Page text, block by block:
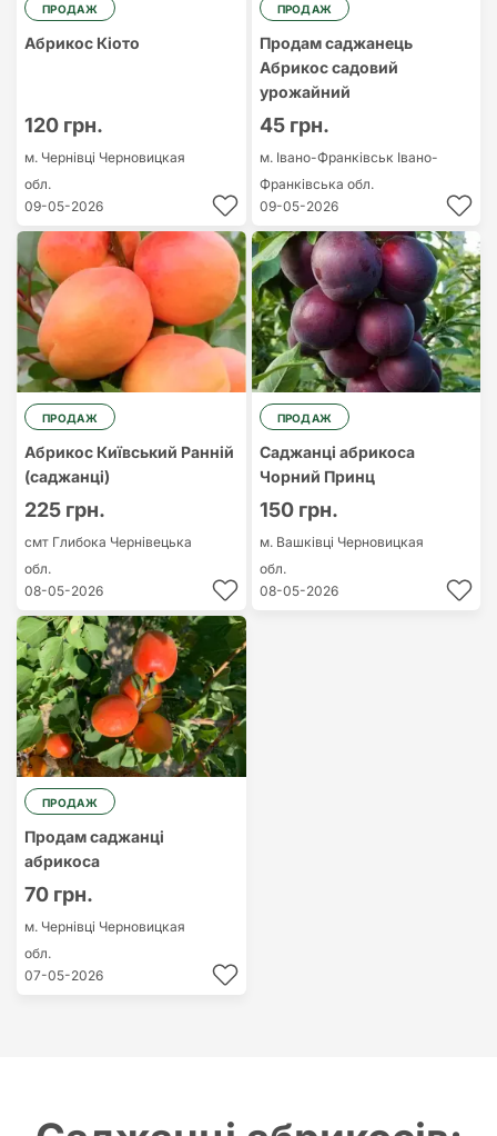
ПРОДАЖ
Абрикос Кіото
120 грн.
м. Чернівці Черновицкая
обл.
09-05-2026
ПРОДАЖ
Продам саджанець
Абрикос садовий
урожайний
45 грн.
м. Івано-Франківськ Івано-
Франківська обл.
09-05-2026
ПРОДАЖ
Абрикос Київський Ранній
(саджанці)
225 грн.
смт Глибока Чернівецька
обл.
08-05-2026
ПРОДАЖ
Саджанці абрикоса
Чорний Принц
150 грн.
м. Вашківці Черновицкая
обл.
08-05-2026
ПРОДАЖ
Продам саджанці
абрикоса
70 грн.
м. Чернівці Черновицкая
обл.
07-05-2026